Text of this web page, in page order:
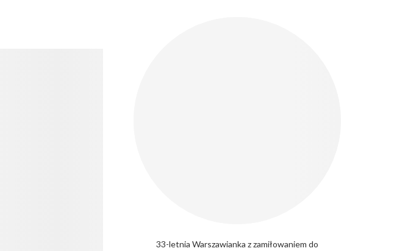
33-letnia Warszawianka z zamiłowaniem do